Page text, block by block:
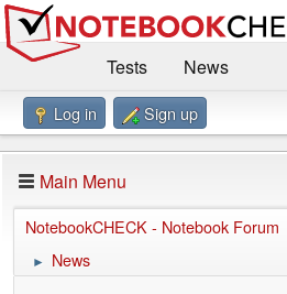
Tests
News
Benchmarks / Technik
Forum
Impressum
Log in Sign up
Main Menu
NotebookCHECK - Notebook Forum
► News